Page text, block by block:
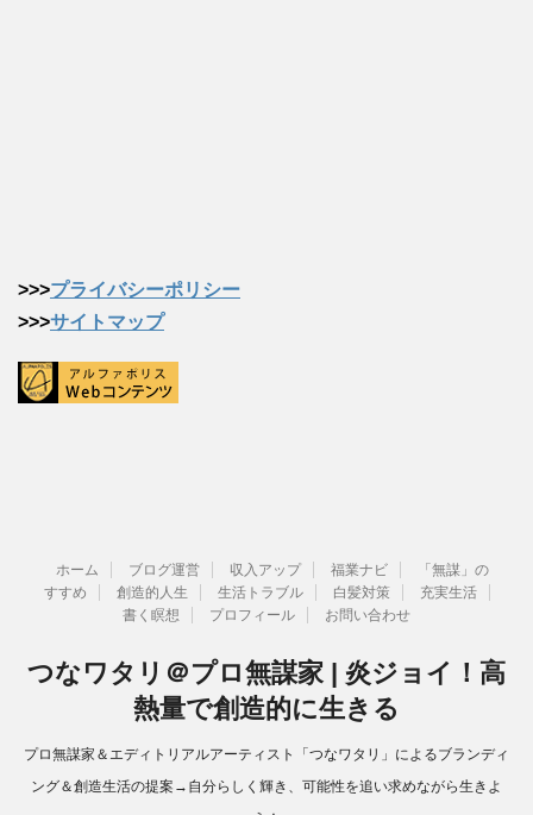
>>>プライバシーポリシー
>>>サイトマップ
ホーム ブログ運営 収入アップ 福業ナビ
「無謀」の
すすめ
創造的人生 生活トラブル 白髪対策
充実生活
書く瞑想
プロフィール お問い合わせ
つなワタリ＠プロ無謀家 | 炎ジョイ！高
熱量で創造的に生きる
プロ無謀家＆エディトリアルアーティスト「つなワタリ」によるブランディ
ング＆創造生活の提案→自分らしく輝き、可能性を追い求めながら生きよ